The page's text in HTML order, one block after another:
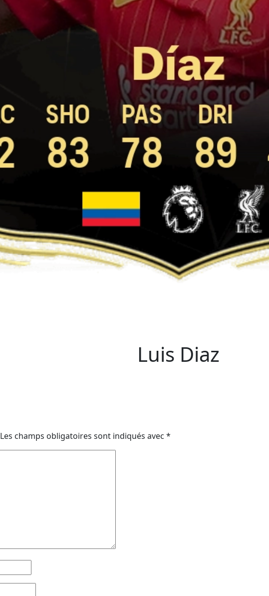
Luis Diaz
Les champs obligatoires sont indiqués avec *